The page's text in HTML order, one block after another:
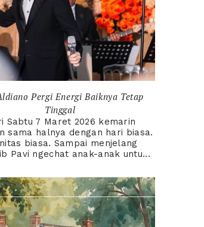
Pergi Energi Baiknya Tetap
Tinggal
Sabtu 7 Maret 2026 kemarin
sama halnya dengan hari biasa.
biasa. Sampai menjelang
Pavi ngechat anak-anak untu...